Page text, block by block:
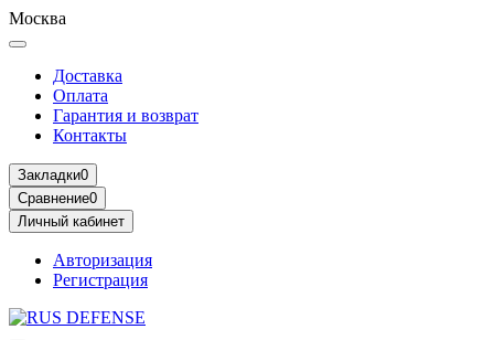
Москва
Доставка
Оплата
Гарантия и возврат
Контакты
Закладки0
Сравнение0
Личный кабинет
Авторизация
Регистрация